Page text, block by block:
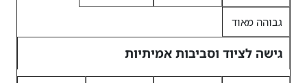
גבוהה מאוד
גישה לציוד וסביבות אמיתיות